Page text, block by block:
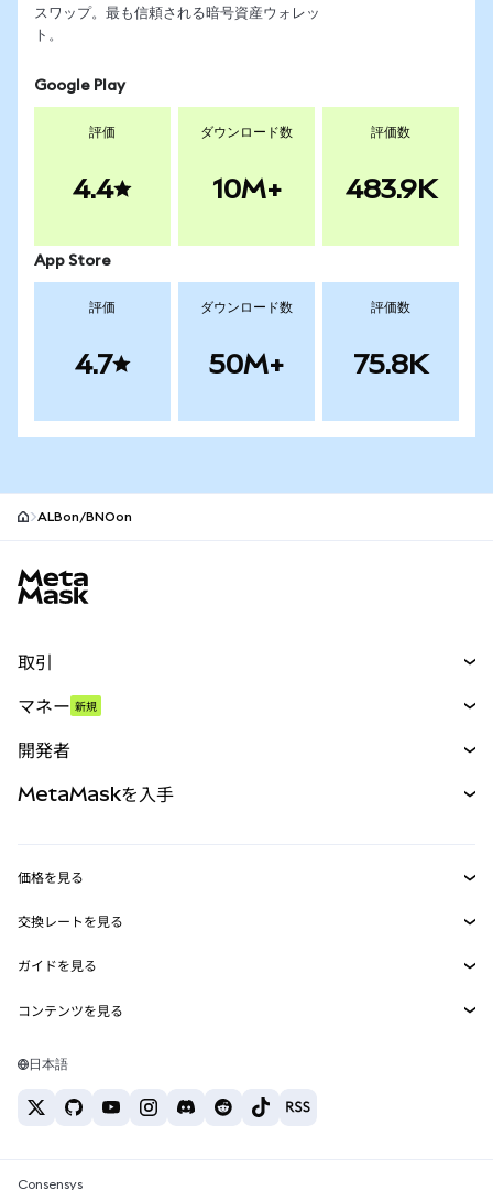
スワップ。最も信頼される暗号資産ウォレッ
ト。
Google Play
評価
4.4
ダウンロード数
10M+
評価数
483.9K
App Store
評価
4.7
ダウンロード数
50M+
評価数
75.8K
ALBon/BNOon
取引
パーペチュアル
RWA
マネー 新規
開発者
MetaMask Connect
Snaps
Web3サービス
MetaMaskを入手
セキュリティ
サポート
キャリア
お問い合わせ
価格を見る
イーサリアムの価格
Solanaの価格
Tetherの価格
交換レートを見る
ETH→USD
USDT→INR
BTC→INR
ETH→USDT
ガイドを見る
ETHの購入
USDTの購入
SHIBの購入
コンテンツを見る
Solanaウォレット
日本語
Consensys